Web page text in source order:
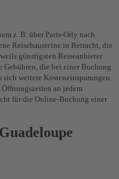
z. B. über Paris-Orly nach
Reisebausteine in Betracht, die
günstigsten Reiseanbieter
Gebühren, die bei einer Buchung
sich weitere Kosteneinsparungen
an jedem
für die Online-Buchung einer